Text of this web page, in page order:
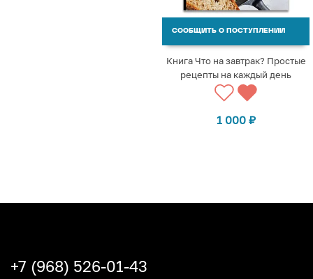
СООБЩИТЬ О ПОСТУПЛЕНИИ
Книга Что на завтрак? Простые
рецепты на каждый день
1 000 ₽
+7 (968) 526-01-43